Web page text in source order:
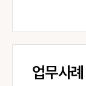
업무사례